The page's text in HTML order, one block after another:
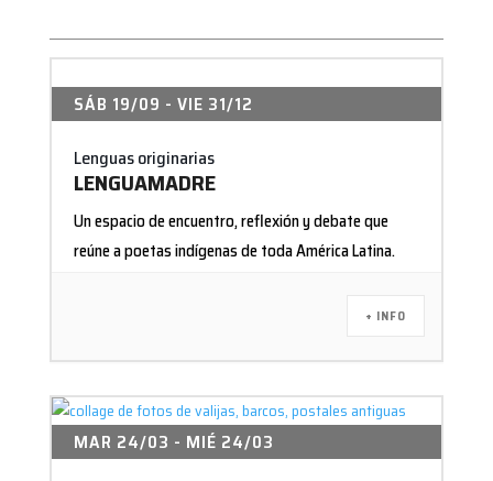
SÁB 19/09 - VIE 31/12
Lenguas originarias
LENGUAMADRE
Un espacio de encuentro, reflexión y debate que
reúne a poetas indígenas de toda América Latina.
+ INFO
MAR 24/03 - MIÉ 24/03